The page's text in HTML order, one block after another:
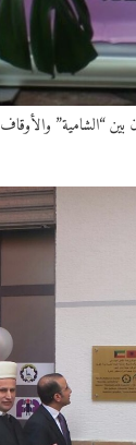
بين “الشامية” والأوقاف